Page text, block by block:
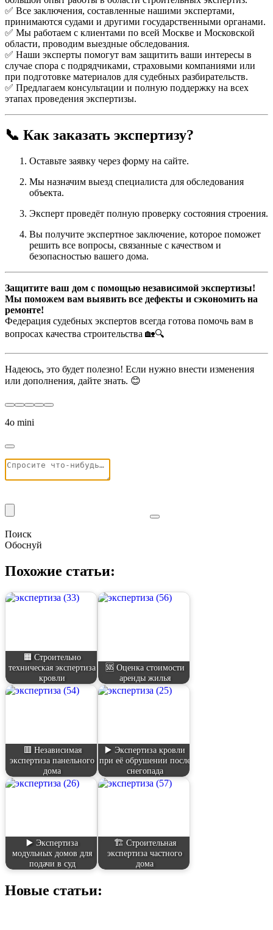
✅ Все заключения, составленные нашими экспертами,
принимаются судами и другими государственными органами.
✅ Мы работаем с клиентами по всей Москве и Московской
области, проводим выездные обследования.
✅ Наши эксперты помогут вам защитить ваши интересы в
случае спора с подрядчиками, страховыми компаниями или
при подготовке материалов для судебных разбирательств.
✅ Предлагаем консультации и полную поддержку на всех
этапах проведения экспертизы.
📞 Как заказать экспертизу?
Оставьте заявку через форму на сайте.
Мы назначим выезд специалиста для обследования
объекта.
Эксперт проведёт полную проверку состояния строения.
Вы получите экспертное заключение, которое поможет
решить все вопросы, связанные с качеством и
безопасностью вашего дома.
Защитите ваш дом с помощью независимой экспертизы!
Мы поможем вам выявить все дефекты и сэкономить на
ремонте!
Федерация судебных экспертов всегда готова помочь вам в
вопросах качества строительства 🏡🔍
Надеюсь, это будет полезно! Если нужно внести изменения
или дополнения, дайте знать. 😊
4o mini
Поиск
Обоснуй
Похожие статьи:
🟧 Строительно
техническая экспертиза
кровли
🆘 Оценка стоимости
аренды жилья
🟥 Независимая
экспертиза панельного
дома
▶️ Экспертиза кровли
при её обрушении после
снегопада
▶️ Экспертиза
модульных домов для
подачи в суд
🏗️ Строительная
экспертиза частного
дома
Новые статьи: